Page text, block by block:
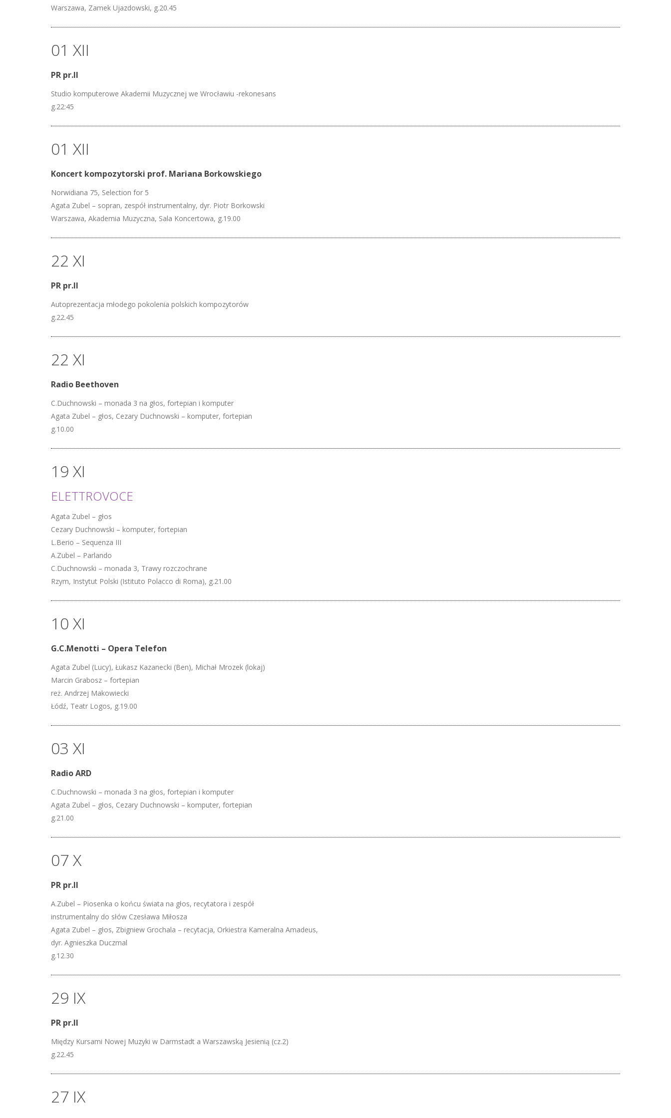
Warszawa, Zamek Ujazdowski, g.20.45
01 XII
PR pr.II
Studio komputerowe Akademii Muzycznej we Wrocławiu -rekonesans
g.22:45
01 XII
Koncert kompozytorski prof. Mariana Borkowskiego
Norwidiana 75, Selection for 5
Agata Zubel – sopran, zespół instrumentalny, dyr. Piotr Borkowski
Warszawa, Akademia Muzyczna, Sala Koncertowa, g.19.00
22 XI
PR pr.II
Autoprezentacja młodego pokolenia polskich kompozytorów
g.22.45
22 XI
Radio Beethoven
C.Duchnowski – monada 3 na głos, fortepian i komputer
Agata Zubel – głos, Cezary Duchnowski – komputer, fortepian
g.10.00
19 XI
ELETTROVOCE
Agata Zubel – głos
Cezary Duchnowski – komputer, fortepian
L.Berio – Sequenza III
A.Zubel – Parlando
C.Duchnowski – monada 3, Trawy rozczochrane
Rzym, Instytut Polski (Istituto Polacco di Roma), g.21.00
10 XI
G.C.Menotti – Opera Telefon
Agata Zubel (Lucy), Łukasz Kazanecki (Ben), Michał Mrozek (lokaj)
Marcin Grabosz – fortepian
reż. Andrzej Makowiecki
Łódź, Teatr Logos, g.19.00
03 XI
Radio ARD
C.Duchnowski – monada 3 na głos, fortepian i komputer
Agata Zubel – głos, Cezary Duchnowski – komputer, fortepian
g.21.00
07 X
PR pr.II
A.Zubel – Piosenka o końcu świata na głos, recytatora i zespół
instrumentalny do słów Czesława Miłosza
Agata Zubel – głos, Zbigniew Grochala – recytacja, Orkiestra Kameralna Amadeus,
dyr. Agnieszka Duczmal
g.12.30
29 IX
PR pr.II
Między Kursami Nowej Muzyki w Darmstadt a Warszawską Jesienią (cz.2)
g.22.45
27 IX